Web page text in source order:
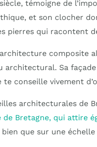
témoigne de
et son clocher
pierres qui racontent
composite
architectural. Sa
conseille vivement
architecturales de
Bretagne, qui attire
que sur une